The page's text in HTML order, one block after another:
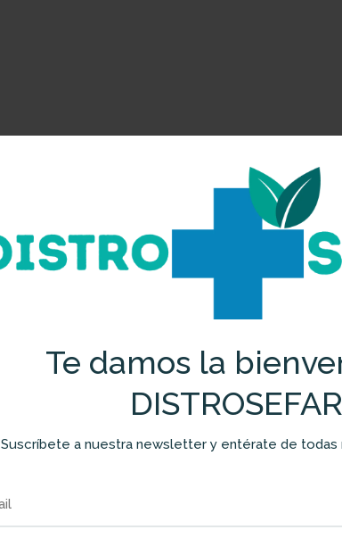
Te damos la
DISTROSEFAR
Suscríbete a nuestra newsletter y entérate de todas